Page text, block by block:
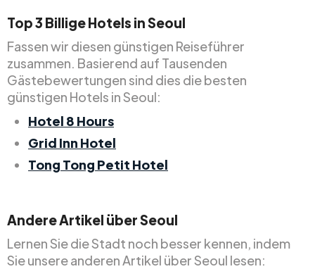
Top3 BilligeHotels in Seoul
Fassen wir diesen günstigen Reiseführer
zusammen. Basierend auf Tausenden
Gästebewertungen sind dies die besten
günstigen Hotels in Seoul:
Hotel 8 Hours
Grid Inn Hotel
Tong Tong Petit Hotel
Andere Artikel über Seoul
Lernen Sie die Stadt noch besser kennen, indem
Sie unsere anderen Artikel über Seoul lesen: